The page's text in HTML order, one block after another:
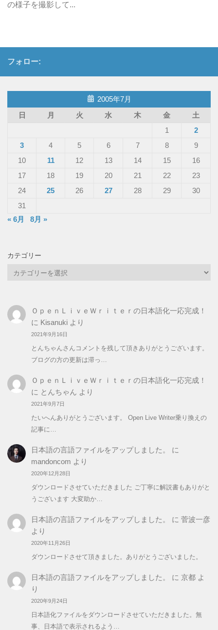
の様子を撮影して...
フォロー:
2005年7月
日
月 火 水 木 金
土
1
2
3
4 5 6 7 8
9
10
11 12 13 14 15
16
17
18 19 20 21 22
23
24
25 26 27 28 29
30
31
« 6月
8月 »
カテゴリー
リ
ー
ＯｐｅｎＬｉｖｅＷｒｉｔｅｒの日本語化一応完成！
に Kisanukiより
2021年9月16日
とんちゃんさんコメントを残して頂きありがとうございます。
ブログの方の更新は滞っ…
ＯｐｅｎＬｉｖｅＷｒｉｔｅｒの日本語化一応完成！
に とんちゃん より
2021年9月7日
たいへんありがとうございます。 Open Live Writer乗り換えの
記事に…
日本語の言語ファイルをアップしました。
に
mandoncom より
2020年12月28日
ダウンロードさせていただきました ご丁寧に解説書もありがと
うございます 大変助か…
日本語の言語ファイルをアップしました。 に 菅波一彦
より
2020年11月26日
ダウンロードさせて頂きました。ありがとうございました。
日本語の言語ファイルをアップしました。 に 京都よ
り
2020年9月24日
日本語化ファイルをダウンロードさせていただきました。無
事、日本語で表示されるよう…